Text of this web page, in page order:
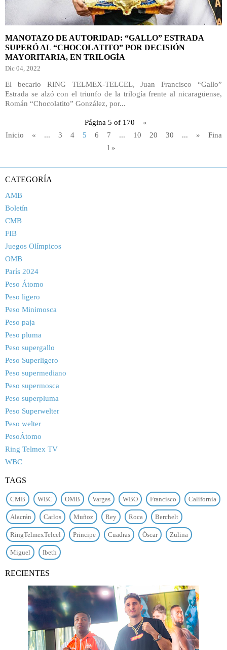
MANOTAZO DE AUTORIDAD: “GALLO” ESTRADA
SUPERÓ AL “CHOCOLATITO” POR DECISIÓN
MAYORITARIA, EN TRILOGÍA
Dic 04, 2022
El becario RING TELMEX-TELCEL, Juan Francisco “Gallo”
Estrada se alzó con el triunfo de la trilogía frente al nicaragüense,
Román “Chocolatito” González, por...
Página 5 of 170
«
Inicio
« ... 3 4 5 6 7 ... 10 20 30 ... »
Fina
l »
CATEGORÍA
AMB
Boletín
CMB
FIB
Juegos Olímpicos
OMB
París 2024
Peso Átomo
Peso ligero
Peso Minimosca
Peso paja
Peso pluma
Peso supergallo
Peso Superligero
Peso supermediano
Peso supermosca
Peso superpluma
Peso Superwelter
Peso welter
PesoÁtomo
Ring Telmex TV
WBC
TAGS
CMB WBC OMB Vargas WBO Francisco California
Alacrán Carlos Muñoz Rey Roca Berchelt
RingTelmexTelcel Principe Cuadras Óscar Zulina
Miguel Ibeth
RECIENTES